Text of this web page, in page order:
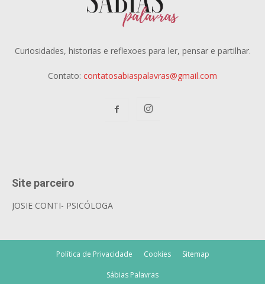
Curiosidades, historias e reflexoes para ler, pensar e partilhar.
Contato: contatosabiaspalavras@gmail.com
Site parceiro
JOSIE CONTI- PSICÓLOGA
Política de Privacidade Cookies Sitemap
Sábias Palavras